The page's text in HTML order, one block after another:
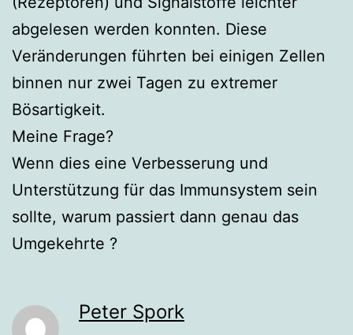
abgelesen werden konnten. Diese
Veränderungen führten bei einigen Zellen
binnen nur zwei Tagen zu extremer
Bösartigkeit.
Meine Frage?
Wenn dies eine Verbesserung und
Unterstützung für das Immunsystem sein
sollte, warum passiert dann genau das
Umgekehrte ?
Peter Spork